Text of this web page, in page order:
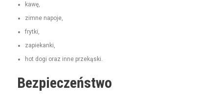
kawę,
zimne napo­je,
fry­t­ki,
zapiekan­ki,
hot dogi oraz inne przekąski.
Bezpieczeństwo